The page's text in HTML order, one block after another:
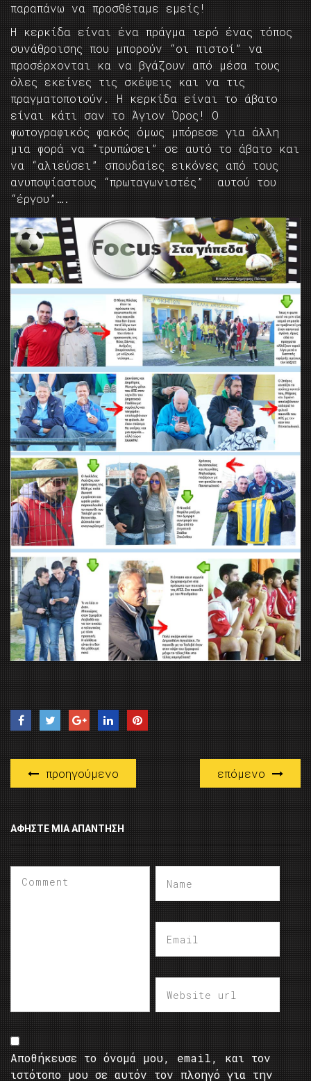
παραπάνω να προσθέταμε εμείς!
Η κερκίδα είναι ένα πράγμα ιερό ένας τόπος
συνάθροισης που μπορούν “οι πιστοί” να
προσέρχονται κα να βγάζουν από μέσα τους
όλες εκείνες τις σκέψεις και να τις
πραγματοποιούν. Η κερκίδα είναι το άβατο
είναι κάτι σαν το Άγιον Όρος! Ο
φωτογραφικός φακός όμως μπόρεσε για άλλη
μια φορά να “τρυπώσει” σε αυτό το άβατο και
να “αλιεύσει” σπουδαίες εικόνες από τους
ανυποψίαστους “πρωταγωνιστές” αυτού του
“έργου”….
προηγούμενο επόμενο
ΑΦΉΣΤΕ ΜΙΑ ΑΠΆΝΤΗΣΗ
Αποθήκευσε το όνομά μου, email, και τον
ιστότοπο μου σε αυτόν τον πλοηγό για την